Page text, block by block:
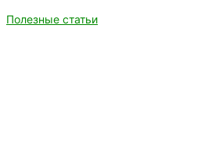
Полезные статьи